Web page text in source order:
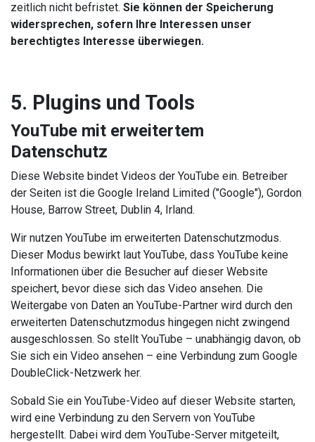
zeitlich nicht befristet. Sie können der Speicherung
widersprechen, sofern Ihre Interessen unser
berechtigtes Interesse überwiegen.
5. Plugins und Tools
YouTube mit erweitertem
Datenschutz
Diese Website bindet Videos der YouTube ein. Betreiber
der Seiten ist die Google Ireland Limited ("Google"), Gordon
House, Barrow Street, Dublin 4, Irland.
Wir nutzen YouTube im erweiterten Datenschutzmodus.
Dieser Modus bewirkt laut YouTube, dass YouTube keine
Informationen über die Besucher auf dieser Website
speichert, bevor diese sich das Video ansehen. Die
Weitergabe von Daten an YouTube-Partner wird durch den
erweiterten Datenschutzmodus hingegen nicht zwingend
ausgeschlossen. So stellt YouTube – unabhängig davon, ob
Sie sich ein Video ansehen – eine Verbindung zum Google
DoubleClick-Netzwerk her.
Sobald Sie ein YouTube-Video auf dieser Website starten,
wird eine Verbindung zu den Servern von YouTube
hergestellt. Dabei wird dem YouTube-Server mitgeteilt,